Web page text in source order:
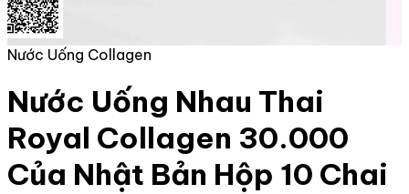
Nước Uống Collagen
Nước Uống Nhau Thai
Royal Collagen 30.000
Của Nhật Bản Hộp 10 Chai